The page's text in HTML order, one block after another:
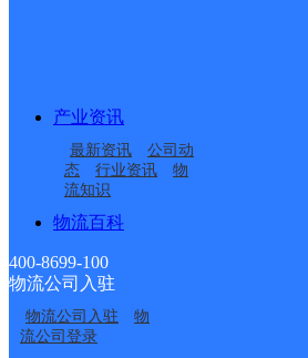
产业资讯
最新资讯
公司动
态
行业资讯
物
流知识
物流百科
400-8699-100
物流公司入驻
物流公司入驻
物
流公司登录
凰名都 G:国
大厦,航空大
中学,何厝,恒
(具体咨询),后
后浦工业一区,